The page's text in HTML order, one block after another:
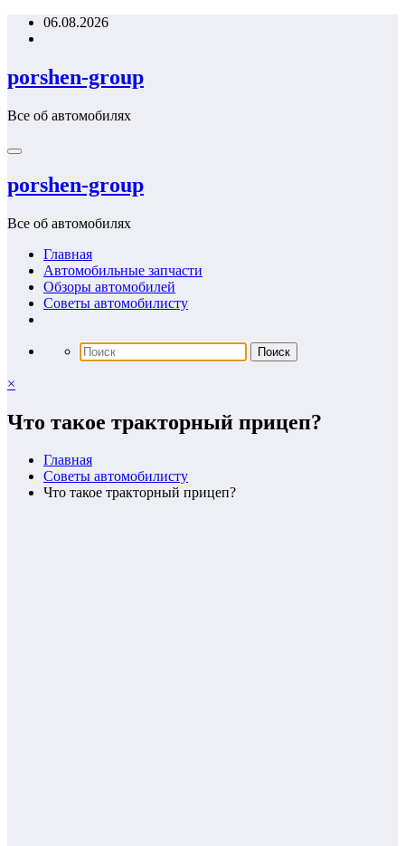
Перейти06.08.2026
porshen-group
Все об автомобилях
porshen-group
Все об автомобилях
Главная
Автомобильные запчасти
Обзоры автомобилей
Советы автомобилисту
×
Что такое тракторный прицеп?
Главная
Советы автомобилисту
Что такое тракторный прицеп?